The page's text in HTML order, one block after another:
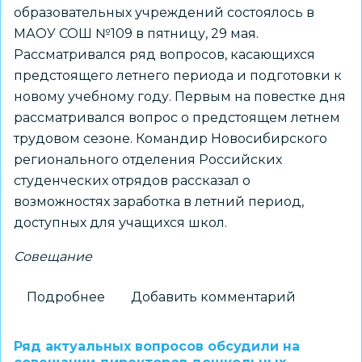
образовательных учреждений состоялось в
МАОУ СОШ №109 в пятницу, 29 мая.
Рассматривался ряд вопросов, касающихся
предстоящего летнего периода и подготовки к
новому учебному году. Первым на повестке дня
рассматривался вопрос о предстоящем летнем
трудовом сезоне. Командир Новосибирского
регионального отделения Российских
студенческих отрядов рассказал о
возможностях заработка в летний период,
доступных для учащихся школ.
Совещание
Подробнее Добавить комментарий
Ряд актуальных вопросов обсудили на